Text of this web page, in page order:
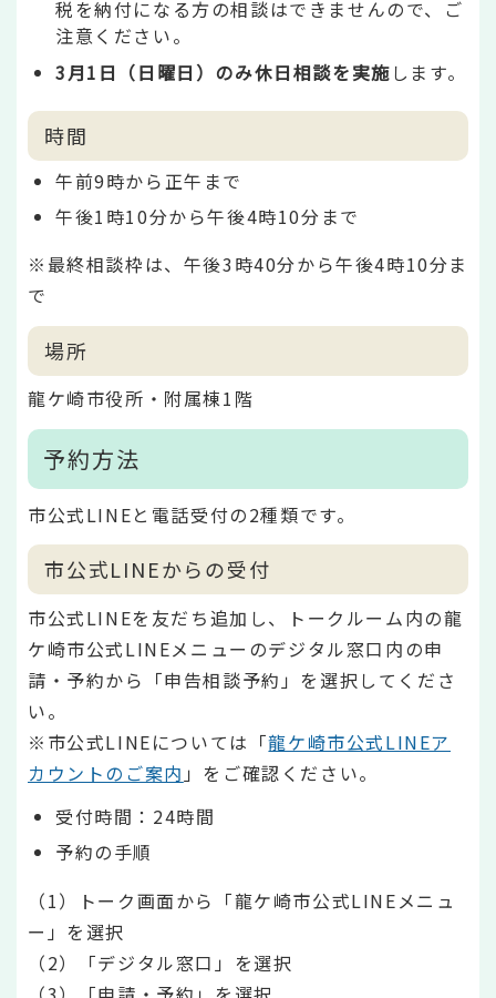
税を納付になる方の相談はできませんので、ご
注意ください。
3月1日（日曜日）のみ休日相談を実施します。
時間
午前9時から正午まで
午後1時10分から午後4時10分まで
※最終相談枠は、午後3時40分から午後4時10分ま
で
場所
龍ケ崎市役所・附属棟1階
予約方法
市公式LINEと電話受付の2種類です。
市公式LINEからの受付
市公式LINEを友だち追加し、トークルーム内の龍
ケ崎市公式LINEメニューのデジタル窓口内の申
請・予約から「申告相談予約」を選択してくださ
い。
※市公式LINEについては「龍ケ崎市公式LINEア
カウントのご案内 」をご確認ください。
受付時間：24時間
予約の手順
（1）トーク画面から「龍ケ崎市公式LINEメニュ
ー」を選択
（2）「デジタル窓口」を選択